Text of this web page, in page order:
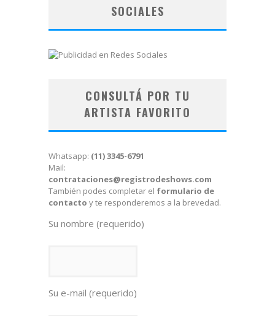
SOCIALES
CONSULTÁ POR TU
ARTISTA FAVORITO
Whatsapp: (11) 3345-6791
Mail:
contrataciones@registrodeshows.com
También podes completar el formulario de
contacto y te responderemos a la brevedad.
Su nombre (requerido)
Su e-mail (requerido)